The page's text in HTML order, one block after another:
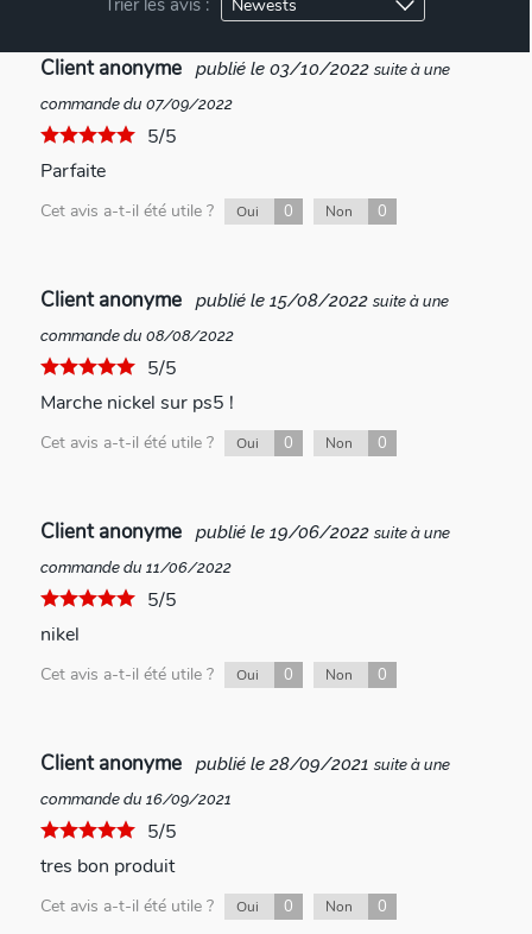
Client anonyme publié le 03/10/2022 suite à une
commande du 07/09/2022
5/5
Parfaite
Cet avis a-t-il été utile ? Oui 0 Non 0
Client anonyme publié le 15/08/2022 suite à une
commande du 08/08/2022
5/5
Marche nickel sur ps5 !
Cet avis a-t-il été utile ? Oui 0 Non 0
Client anonyme publié le 19/06/2022 suite à une
commande du 11/06/2022
5/5
nikel
Cet avis a-t-il été utile ? Oui 0 Non 0
Client anonyme publié le 28/09/2021 suite à une
commande du 16/09/2021
5/5
tres bon produit
Cet avis a-t-il été utile ? Oui 0 Non 0